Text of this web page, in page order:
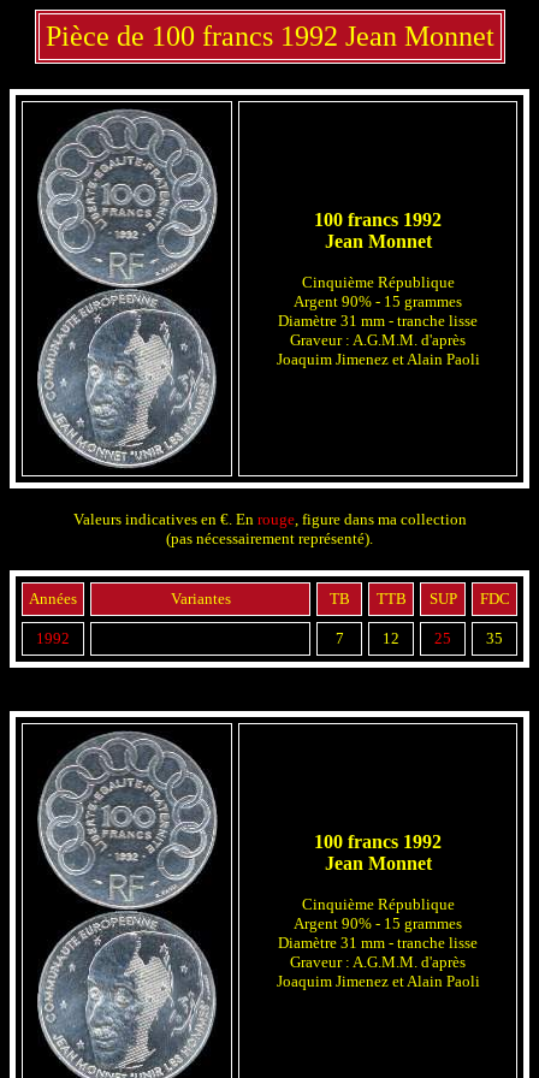
Pièce de 100 francs 1992 Jean Monnet
100 francs 1992
Jean Monnet
Cinquième République
Argent 90% - 15 grammes
Diamètre 31 mm - tranche lisse
Graveur : A.G.M.M. d'après
Joaquim Jimenez et Alain Paoli
Valeurs indicatives en €. En rouge, figure dans ma collection
(pas nécessairement représenté).
Années Variantes TB TTB SUP FDC
1992 7 12 25 35
100 francs 1992
Jean Monnet
Cinquième République
Argent 90% - 15 grammes
Diamètre 31 mm - tranche lisse
Graveur : A.G.M.M. d'après
Joaquim Jimenez et Alain Paoli